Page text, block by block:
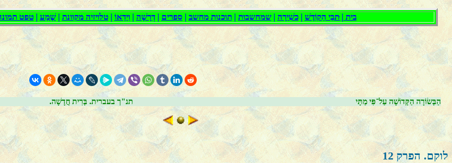
.תנ"ך בעברית. בְּרִית חֲדָשָׁה הַבְּשׂוֹרָה הַקְּדוֹשָׁה עַל־פִּי מַתָּי
לוקם. הפרק12